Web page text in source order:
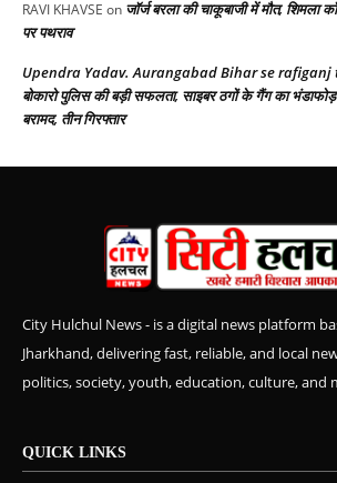
RAVI KHAVSE on जॉर्ज बरला की चाकूबाजी में मौत, शिमला
पर पथराव
Upendra Yadav. Aurangabad Bihar se
बोकारो पुलिस की बड़ी सफलता, साइबर ठगों के गैंग का
बरामद, तीन गिरफ्तार
City Hulchul News - is a digital news platform
Jharkhand, delivering fast, reliable, and local
politics, society, youth, education, culture, and
QUICK LINKS